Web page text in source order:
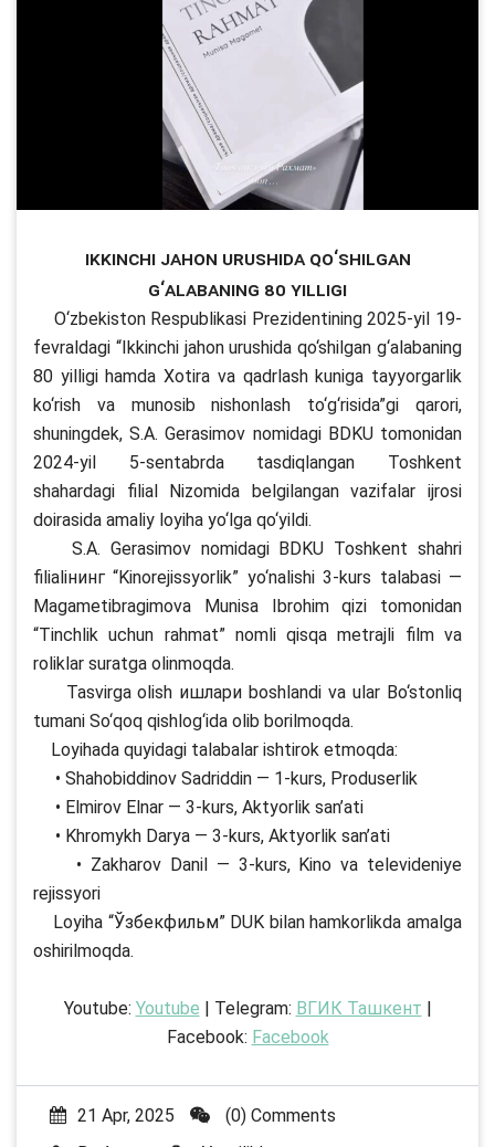
Ikkinchi jahon urushida qo‘shilgan
g‘alabaning 80 yilligi
O‘zbekiston Respublikasi Prezidentining 2025-yil 19-
fevraldagi “Ikkinchi jahon urushida qo‘shilgan g‘alabaning
80 yilligi hamda Xotira va qadrlash kuniga tayyorgarlik
ko‘rish va munosib nishonlash to‘g‘risida”gi qarori,
shuningdek, S.A. Gerasimov nomidagi BDKU tomonidan
2024-yil 5-sentabrda tasdiqlangan Toshkent
shahardagi filial Nizomida belgilangan vazifalar ijrosi
doirasida amaliy loyiha yo‘lga qo‘yildi.
S.A. Gerasimov nomidagi BDKU Toshkent shahri
filialiнинг “Kinorejissyorlik” yo‘nalishi 3-kurs talabasi —
Magametibragimova Munisa Ibrohim qizi tomonidan
“Tinchlik uchun rahmat” nomli qisqa metrajli film va
roliklar suratga olinmoqda.
Tasvirga olish ишлари boshlandi va ular Bo‘stonliq
tumani So‘qoq qishlog‘ida olib borilmoqda.
Loyihada quyidagi talabalar ishtirok etmoqda:
• Shahobiddinov Sadriddin — 1-kurs, Produserlik
• Elmirov Elnar — 3-kurs, Aktyorlik san’ati
• Khromykh Darya — 3-kurs, Aktyorlik san’ati
• Zakharov Danil — 3-kurs, Kino va televideniye
rejissyori
Loyiha “Ўзбекфильм” DUK bilan hamkorlikda amalga
oshirilmoqda.
Youtube: Youtube | Telegram: ВГИК Ташкент |
Facebook: Facebook
21 Apr, 2025
(0) Comments